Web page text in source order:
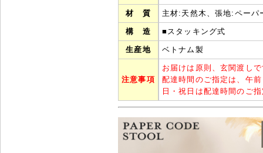
材 質 主材:天然木、張地:ペーパ
構 造 ■スタッキング式
生産地 ベトナム製
注意事項
お届けは原則、玄関渡し
配達時間のご指定は、午
日・祝日は配達時間のご